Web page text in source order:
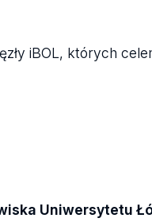
iBOL, których
Uniwersytetu